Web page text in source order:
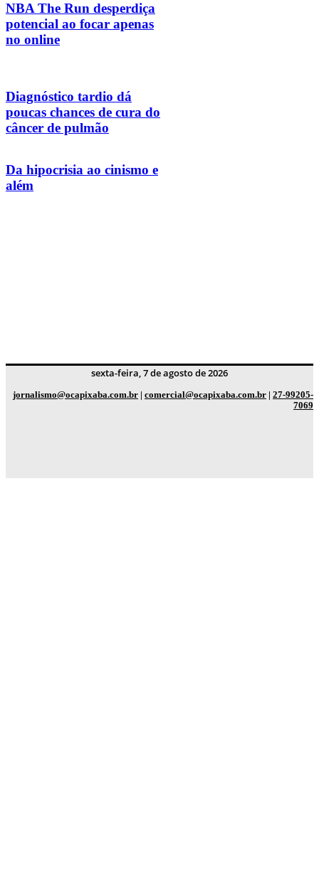
NBA The Run desperdiça
potencial ao focar apenas
no online
Diagnóstico tardio dá
poucas chances de cura do
câncer de pulmão
Da hipocrisia ao cinismo e
além
sexta-feira, 7 de agosto de 2026
jornalismo@ocapixaba.com.br | comercial@ocapixaba.com.br | 27-99205-
7069